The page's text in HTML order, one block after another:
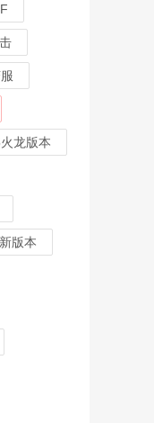
龙版本
版本